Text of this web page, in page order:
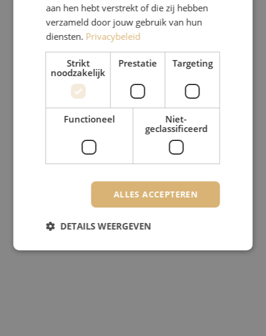
aan hen hebt verstrekt of die zij hebben
verzameld door jouw gebruik van hun
diensten. Privacybeleid
Strikt
noodzakelijk
Prestatie Targeting
Functioneel
Niet-
geclassificeerd
ALLES ACCEPTEREN
DETAILS WEERGEVEN